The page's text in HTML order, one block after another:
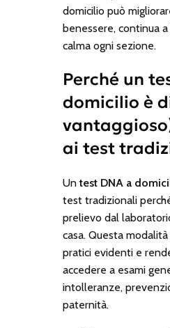
domicilio può
benessere, continua
calma ogni sezione.
Perché un
domicilio è
ai test
Untest DNA a
test tradizionali
prelievo dal
casa. Questa
pratici evidenti e
accedere a esami
intolleranze,
paternità.